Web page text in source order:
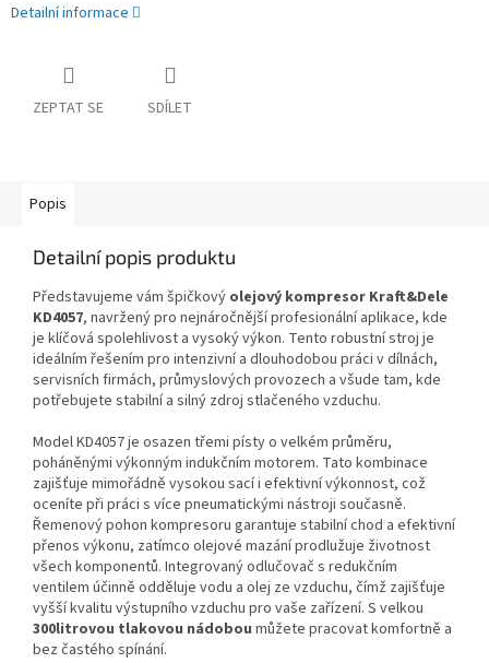
Detailní informace
ZEPTAT SE SDÍLET
Popis
Detailní popis produktu
Představujeme vám špičkový olejový kompresor Kraft&Dele
KD4057, navržený pro nejnáročnější profesionální aplikace, kde
je klíčová spolehlivost a vysoký výkon. Tento robustní stroj je
ideálním řešením pro intenzivní a dlouhodobou práci v dílnách,
servisních firmách, průmyslových provozech a všude tam, kde
potřebujete stabilní a silný zdroj stlačeného vzduchu.
Model KD4057 je osazen třemi písty o velkém průměru,
poháněnými výkonným indukčním motorem. Tato kombinace
zajišťuje mimořádně vysokou sací i efektivní výkonnost, což
oceníte při práci s více pneumatickými nástroji současně.
Řemenový pohon kompresoru garantuje stabilní chod a efektivní
přenos výkonu, zatímco olejové mazání prodlužuje životnost
všech komponentů. Integrovaný odlučovač s redukčním
ventilem účinně odděluje vodu a olej ze vzduchu, čímž zajišťuje
vyšší kvalitu výstupního vzduchu pro vaše zařízení. S velkou
300litrovou tlakovou nádobou můžete pracovat komfortně a
bez častého spínání.